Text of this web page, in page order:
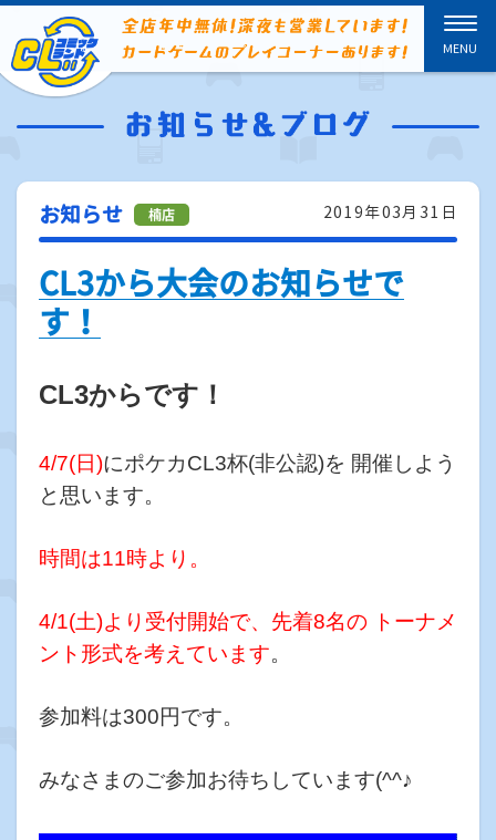
2019年03月31日
お知らせ
CL3から大会のお知らせで
す！
CL3からです！
4/7(日)にポケカCL3杯(非公認)を 開催しよう
と思います。
時間は11時より。
4/1(土)より受付開始で、先着8名の トーナメ
ント形式を考えています。
参加料は300円です。
みなさまのご参加お待ちしています(^^♪